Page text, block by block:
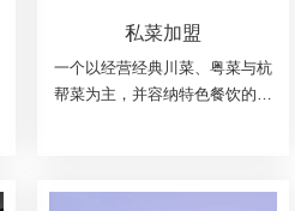
私菜加盟
一个以经营经典川菜、粤菜与杭
帮菜为主，并容纳特色餐饮的温